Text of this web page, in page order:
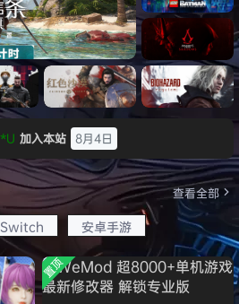
记忆重置-
Creed
免安装中文
《识质存
在/PRAG
MATA》
免安装中
文版
《乐高蝙
蝠侠：黑
暗骑士之
Legacy
of the
Dark
Knight》
免安装中
文版
影/Assas
sin’s
Creed
Shadow
s》免安装
版，非虚
拟机
红色沙漠-
虚拟机版
（Crimso
n Desert
HYPERVI
SOR）免
安装中文
版
生化危机
9：安魂
曲
（Reside
nt Evil
Requiem
）免安装
中文版
加入本站 8月4日
加入本站 8月4日
加入本站 8月4日
加入本站 8月4日
加入本站 8月3日
本站
41 点积分
8月1日
入本站 7月31日
Switch 安卓手游
查看全部
置顶